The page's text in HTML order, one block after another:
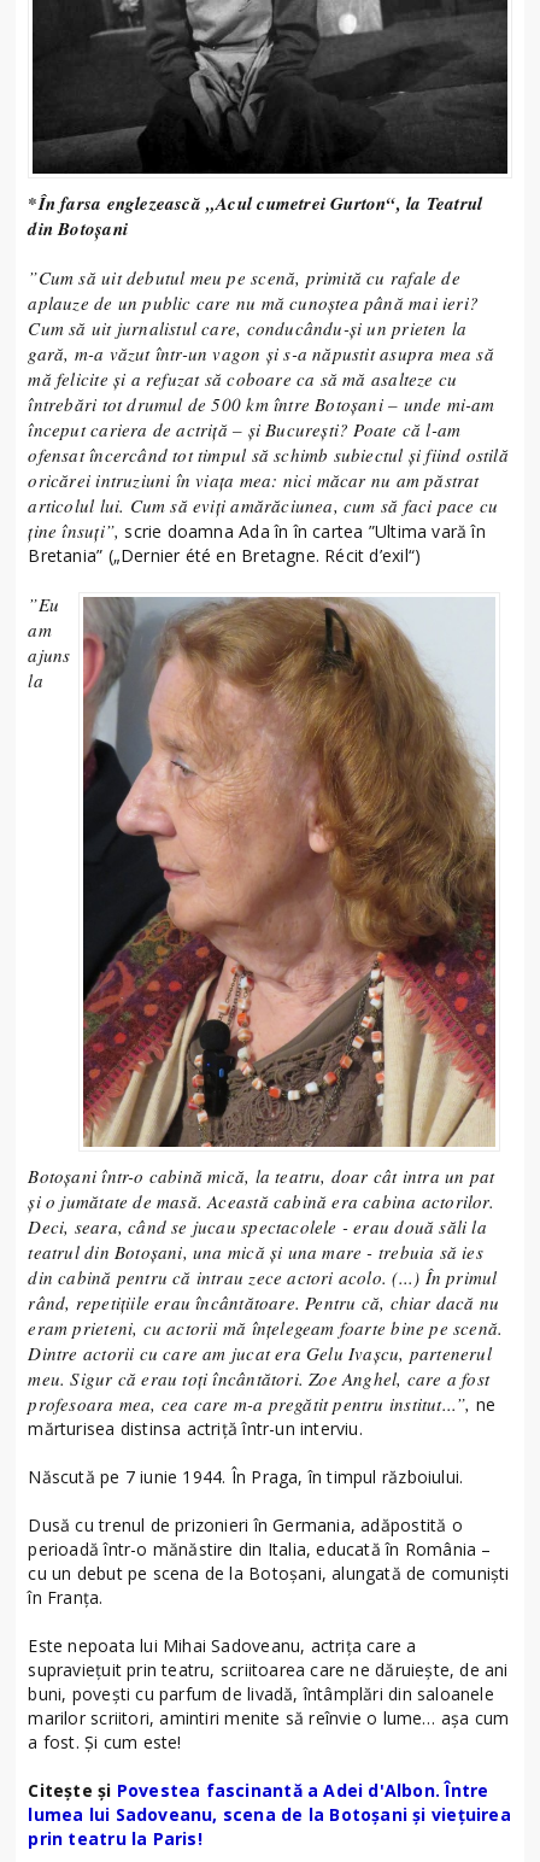
*În farsa englezească „Acul cumetrei Gurton“, la Teatrul
din Botoşani
”Cum să uit debutul meu pe scenă, primită cu rafale de
aplauze de un public care nu mă cunoștea până mai ieri?
Cum să uit jurnalistul care, conducându-și un prieten la
gară, m-a văzut într-un vagon și s-a năpustit asupra mea să
mă felicite și a refuzat să coboare ca să mă asalteze cu
întrebări tot drumul de 500 km între Botoșani – unde mi-am
început cariera de actriță – și București? Poate că l-am
ofensat încercând tot timpul să schimb subiectul și fiind ostilă
oricărei intruziuni în viața mea: nici măcar nu am păstrat
articolul lui. Cum să eviți amărăciunea, cum să faci pace cu
ține însuți”, scrie doamna Ada în în cartea ”Ultima vară în
Bretania” („Dernier été en Bretagne. Récit d’exil“)
”Eu
am
ajuns
la
Botoșani într-o cabină mică, la teatru, doar cât intra un pat
și o jumătate de masă. Această cabină era cabina actorilor.
Deci, seara, când se jucau spectacolele - erau două săli la
teatrul din Botoșani, una mică și una mare - trebuia să ies
din cabină pentru că intrau zece actori acolo. (...) În primul
rând, repetițiile erau încântătoare. Pentru că, chiar dacă nu
eram prieteni, cu actorii mă înțelegeam foarte bine pe scenă.
Dintre actorii cu care am jucat era Gelu Ivașcu, partenerul
meu. Sigur că erau toți încântători. Zoe Anghel, care a fost
profesoara mea, cea care m-a pregătit pentru institut...”, ne
mărturisea distinsa actriță într-un interviu.
Născută pe 7 iunie 1944. În Praga, în timpul războiului.
Dusă cu trenul de prizonieri în Germania, adăpostită o
perioadă într-o mănăstire din Italia, educată în România –
cu un debut pe scena de la Botoșani, alungată de comuniști
în Franța.
Este nepoata lui Mihai Sadoveanu, actrița care a
supraviețuit prin teatru, scriitoarea care ne dăruiește, de ani
buni, povești cu parfum de livadă, întâmplări din saloanele
marilor scriitori, amintiri menite să reînvie o lume… așa cum
a fost. Și cum este!
Citește și Povestea fascinantă a Adei d'Albon. Între
lumea lui Sadoveanu, scena de la Botoșani și viețuirea
prin teatru la Paris!